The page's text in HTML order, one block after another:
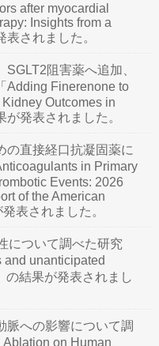
after myocardial
Insights from a
されました。
阻害薬へ追加、
Adding Finerenone to
Outcomes in
発表されました。
の直接経口抗凝固薬に
in Primary
Events: 2026
of the American
表されました。
について調べた研究
and unanticipated
の結果が発表されまし
脈への影響について調
on Human